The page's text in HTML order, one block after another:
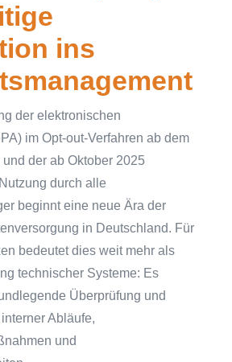
ins
der elektronischen
im Opt-out-Verfahren ab dem
der ab Oktober 2025
durch alle
beginnt eine neue Ära der
in Deutschland. Für
bedeutet dies weit mehr als
technischer Systeme: Es
Überprüfung und
Abläufe,
und